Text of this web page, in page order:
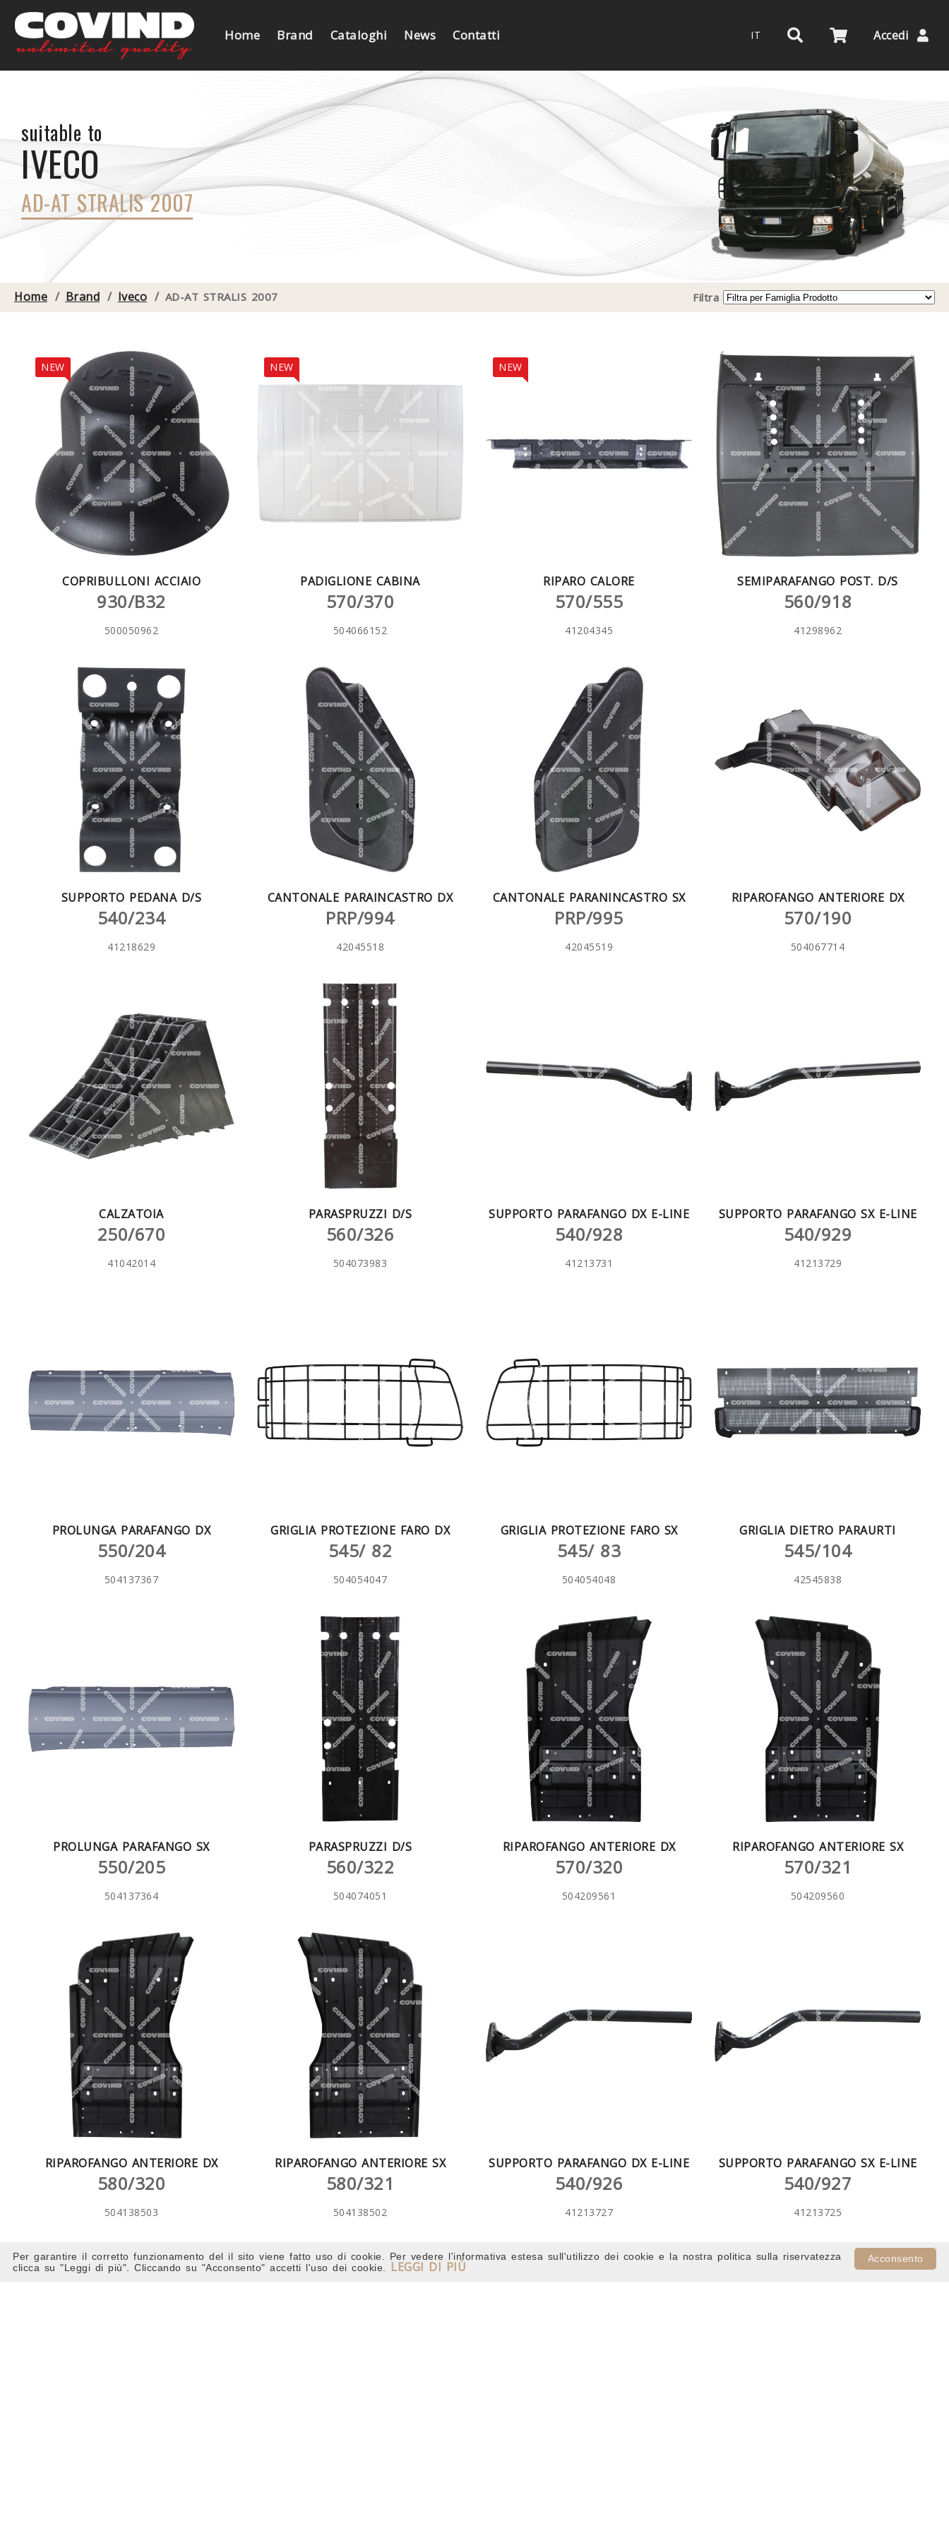
Home Brand Cataloghi News Contatti IT Accedi
suitable to
IVECO
AD-AT STRALIS 2007
Home / Brand / Iveco / AD-AT STRALIS 2007 Filtra
NEW
COPRIBULLONI ACCIAIO
930/B32
500050962
NEW
PADIGLIONE CABINA
570/370
504066152
NEW
RIPARO CALORE
570/555
41204345
SEMIPARAFANGO POST. D/S
560/918
41298962
SUPPORTO PEDANA D/S
540/234
41218629
CANTONALE PARAINCASTRO DX
PRP/994
42045518
CANTONALE PARANINCASTRO SX
PRP/995
42045519
RIPAROFANGO ANTERIORE DX
570/190
504067714
CALZATOIA
250/670
41042014
PARASPRUZZI D/S
560/326
504073983
SUPPORTO PARAFANGO DX E-LINE
540/928
41213731
SUPPORTO PARAFANGO SX E-LINE
540/929
41213729
PROLUNGA PARAFANGO DX
550/204
504137367
GRIGLIA PROTEZIONE FARO DX
545/ 82
504054047
GRIGLIA PROTEZIONE FARO SX
545/ 83
504054048
GRIGLIA DIETRO PARAURTI
545/104
42545838
PROLUNGA PARAFANGO SX
550/205
504137364
PARASPRUZZI D/S
560/322
504074051
RIPAROFANGO ANTERIORE DX
570/320
504209561
RIPAROFANGO ANTERIORE SX
570/321
504209560
RIPAROFANGO ANTERIORE DX
580/320
504138503
RIPAROFANGO ANTERIORE SX
580/321
504138502
SUPPORTO PARAFANGO DX E-LINE
540/926
41213727
SUPPORTO PARAFANGO SX E-LINE
540/927
41213725
Acconsento
Per garantire il corretto funzionamento del il sito viene fatto uso di cookie. Per vedere l'informativa estesa sull'utilizzo dei cookie e la nostra politica sulla riservatezza
clicca su "Leggi di più". Cliccando su "Acconsento" accetti l'uso dei cookie. LEGGI DI PIÙ